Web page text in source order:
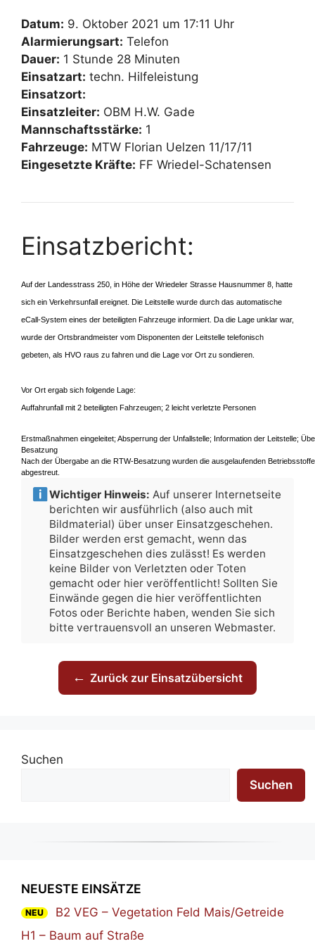
Datum: 9. Oktober 2021 um 17:11 Uhr
Alarmierungsart: Telefon
Dauer: 1 Stunde 28 Minuten
Einsatzart: techn. Hilfeleistung
Einsatzort:
Einsatzleiter: OBM H.W. Gade
Mannschaftsstärke: 1
Fahrzeuge: MTW Florian Uelzen 11/17/11
Eingesetzte Kräfte: FF Wriedel-Schatensen
Einsatzbericht:
Auf der Landesstrass 250, in Höhe der Wriedeler Strasse Hausnummer 8, hatte
sich ein Verkehrsunfall ereignet. Die Leitstelle wurde durch das automatische
eCall-System eines der beteiligten Fahrzeuge informiert. Da die Lage unklar war,
wurde der Ortsbrandmeister vom Disponenten der Leitstelle telefonisch
gebeten, als HVO raus zu fahren und die Lage vor Ort zu sondieren.
Vor Ort ergab sich folgende Lage:
Auffahrunfall mit 2 beteiligten Fahrzeugen; 2 leicht verletzte Personen
Erstmaßnahmen eingeleitet; Absperrung der Unfallstelle; Information der Leitstelle;
Besatzung
Nach der Übergabe an die RTW-Besatzung wurden die ausgelaufenden
abgestreut.
Wichtiger Hinweis: Auf unserer Internetseite
berichten wir ausführlich (also auch mit
Bildmaterial) über unser Einsatzgeschehen.
Bilder werden erst gemacht, wenn das
Einsatzgeschehen dies zulässt! Es werden
keine Bilder von Verletzten oder Toten
gemacht oder hier veröffentlicht! Sollten Sie
Einwände gegen die hier veröffentlichten
Fotos oder Berichte haben, wenden Sie sich
bitte vertrauensvoll an unseren Webmaster.
← Zurück zur Einsatzübersicht
Suchen
Suchen
NEUESTE EINSÄTZE
NEU
B2 VEG – Vegetation Feld Mais/Getreide
H1 – Baum auf Straße